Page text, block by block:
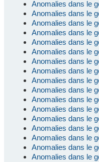
Anomalies dans le
Anomalies dans le
Anomalies dans le
Anomalies dans le
Anomalies dans le
Anomalies dans le
Anomalies dans le
Anomalies dans le
Anomalies dans le
Anomalies dans le
Anomalies dans le
Anomalies dans le
Anomalies dans le
Anomalies dans le
Anomalies dans le
Anomalies dans le
Anomalies dans le